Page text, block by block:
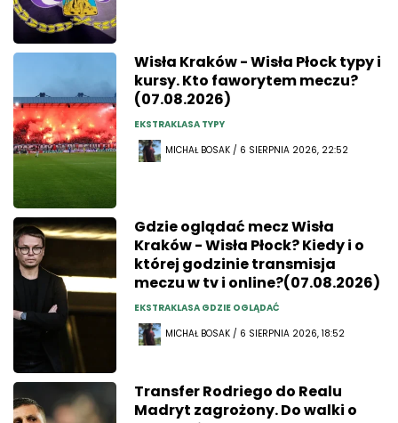
Wisła Kraków - Wisła Płock typy i
kursy. Kto faworytem meczu?
(07.08.2026)
EKSTRAKLASA TYPY
MICHAŁ BOSAK / 6 SIERPNIA 2026, 22:52
Gdzie oglądać mecz Wisła
Kraków - Wisła Płock? Kiedy i o
której godzinie transmisja
meczu w tv i online?(07.08.2026)
EKSTRAKLASA GDZIE OGLĄDAĆ
MICHAŁ BOSAK / 6 SIERPNIA 2026, 18:52
Transfer Rodriego do Realu
Madryt zagrożony. Do walki o